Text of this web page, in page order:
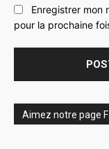
Enregistrer mon
pour la prochaine
Aimez notre page